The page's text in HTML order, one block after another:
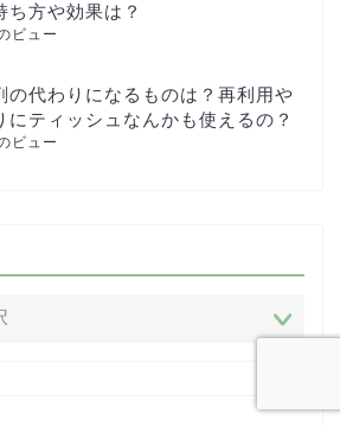
ち方や効果は？
ビュー
の代わりになるものは？再利用や
にティッシュなんかも使えるの？
ビュー